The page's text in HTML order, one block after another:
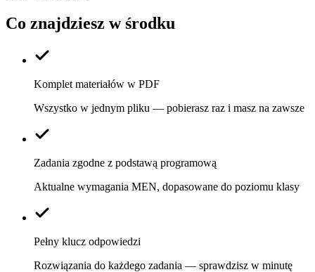
Co znajdziesz w środku
Komplet materiałów w PDF
Wszystko w jednym pliku — pobierasz raz i masz na zawsze
Zadania zgodne z podstawą programową
Aktualne wymagania MEN, dopasowane do poziomu klasy
Pełny klucz odpowiedzi
Rozwiązania do każdego zadania — sprawdzisz w minutę